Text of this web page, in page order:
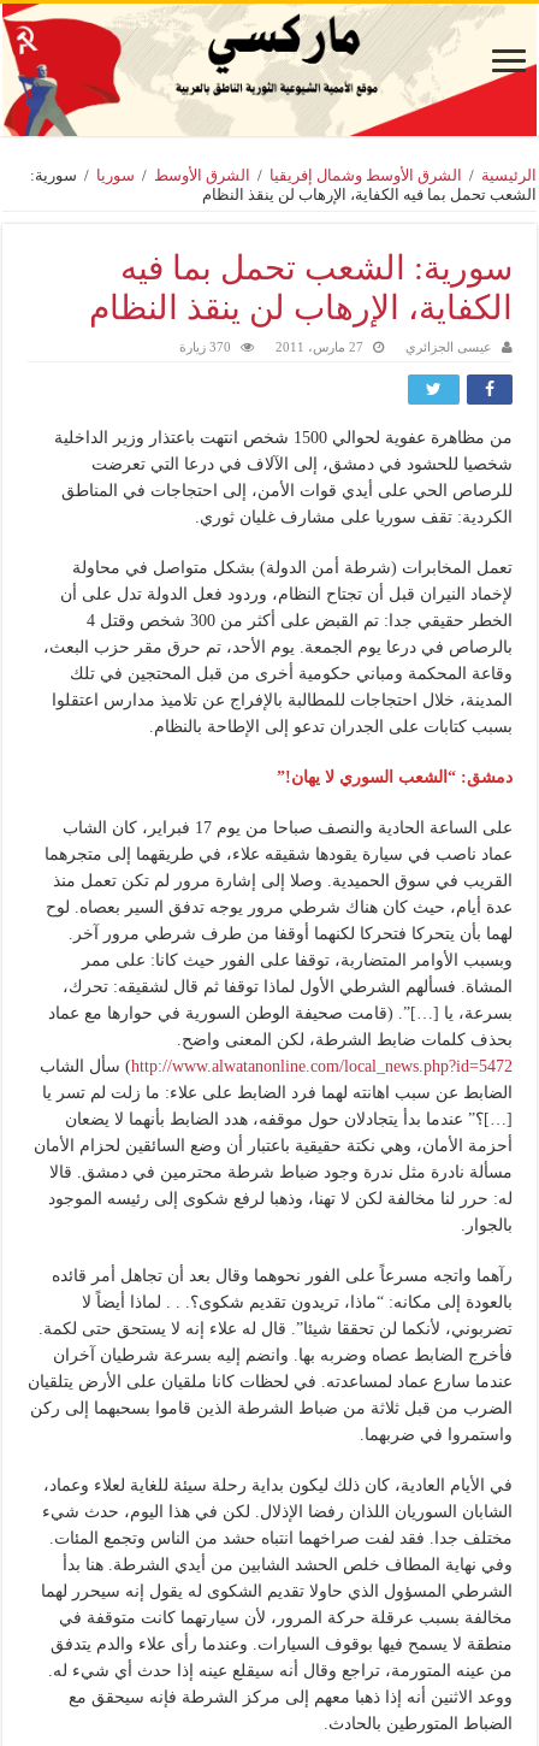
الرئيسية / الشرق الأوسط وشمال إفريقيا / الشرق الأوسط / سوريا / سورية:
الشعب تحمل بما فيه الكفاية، الإرهاب لن ينقذ النظام
سورية: الشعب تحمل بما فيه
الكفاية، الإرهاب لن ينقذ النظام
عيسى الجزائري 27 مارس، 2011 370 زيارة
من مظاهرة عفوية لحوالي 1500 شخص انتهت باعتذار وزير الداخلية
شخصيا للحشود في دمشق، إلى الآلاف في درعا التي تعرضت
للرصاص الحي على أيدي قوات الأمن، إلى احتجاجات في المناطق
الكردية: تقف سوريا على مشارف غليان ثوري.
تعمل المخابرات (شرطة أمن الدولة) بشكل متواصل في محاولة
لإخماد النيران قبل أن تجتاح النظام، وردود فعل الدولة تدل على أن
الخطر حقيقي جدا: تم القبض على أكثر من 300 شخص وقتل 4
بالرصاص في درعا يوم الجمعة. يوم الأحد، تم حرق مقر حزب البعث،
وقاعة المحكمة ومباني حكومية أخرى من قبل المحتجين في تلك
المدينة، خلال احتجاجات للمطالبة بالإفراج عن تلاميذ مدارس اعتقلوا
بسبب كتابات على الجدران تدعو إلى الإطاحة بالنظام.
دمشق: “الشعب السوري لا يهان!”
على الساعة الحادية والنصف صباحا من يوم 17 فبراير، كان الشاب
عماد ناصب في سيارة يقودها شقيقه علاء، في طريقهما إلى متجرهما
القريب في سوق الحميدية. وصلا إلى إشارة مرور لم تكن تعمل منذ
عدة أيام، حيث كان هناك شرطي مرور يوجه تدفق السير بعصاه. لوح
لهما بأن يتحركا فتحركا لكنهما أوقفا من طرف شرطي مرور آخر.
وبسبب الأوامر المتضاربة، توقفا على الفور حيث كانا: على ممر
المشاة. فسألهم الشرطي الأول لماذا توقفا ثم قال لشقيقه: تحرك،
بسرعة، يا […]”. (قامت صحيفة الوطن السورية في حوارها مع عماد
بحذف كلمات ضابط الشرطة، لكن المعنى واضح.
http://www.alwatanonline.com/local_news.php?id=5472) سأل الشاب
الضابط عن سبب اهانته لهما فرد الضابط على علاء: ما زلت لم تسر يا
[…]؟” عندما بدأ يتجادلان حول موقفه، هدد الضابط بأنهما لا يضعان
أحزمة الأمان، وهي نكتة حقيقية باعتبار أن وضع السائقين لحزام الأمان
مسألة نادرة مثل ندرة وجود ضباط شرطة محترمين في دمشق. قالا
له: حرر لنا مخالفة لكن لا تهنا، وذهبا لرفع شكوى إلى رئيسه الموجود
بالجوار.
رآهما واتجه مسرعاً على الفور نحوهما وقال بعد أن تجاهل أمر قائده
بالعودة إلى مكانه: “ماذا، تريدون تقديم شكوى؟. . . لماذا أيضاً لا
تضربوني، لأنكما لن تحققا شيئا”. قال له علاء إنه لا يستحق حتى لكمة.
فأخرج الضابط عصاه وضربه بها. وانضم إليه بسرعة شرطيان آخران
عندما سارع عماد لمساعدته. في لحظات كانا ملقيان على الأرض يتلقيان
الضرب من قبل ثلاثة من ضباط الشرطة الذين قاموا بسحبهما إلى ركن
واستمروا في ضربهما.
في الأيام العادية، كان ذلك ليكون بداية رحلة سيئة للغاية لعلاء وعماد،
الشابان السوريان اللذان رفضا الإذلال. لكن في هذا اليوم، حدث شيء
مختلف جدا. فقد لفت صراخهما انتباه حشد من الناس وتجمع المئات.
وفي نهاية المطاف خلص الحشد الشابين من أيدي الشرطة. هنا بدأ
الشرطي المسؤول الذي حاولا تقديم الشكوى له يقول إنه سيحرر لهما
مخالفة بسبب عرقلة حركة المرور، لأن سيارتهما كانت متوقفة في
منطقة لا يسمح فيها بوقوف السيارات. وعندما رأى علاء والدم يتدفق
من عينه المتورمة، تراجع وقال أنه سيقلع عينه إذا حدث أي شيء له.
ووعد الاثنين أنه إذا ذهبا معهم إلى مركز الشرطة فإنه سيحقق مع
الضباط المتورطين بالحادث.